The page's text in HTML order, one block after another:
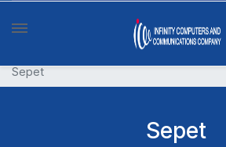
Sepet
Sepet